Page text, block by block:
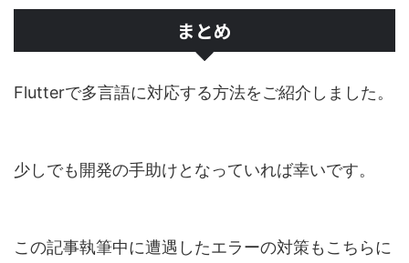
まとめ
Flutterで多言語に対応する方法をご紹介しました。
少しでも開発の手助けとなっていれば幸いです。
この記事執筆中に遭遇したエラーの対策もこちらに